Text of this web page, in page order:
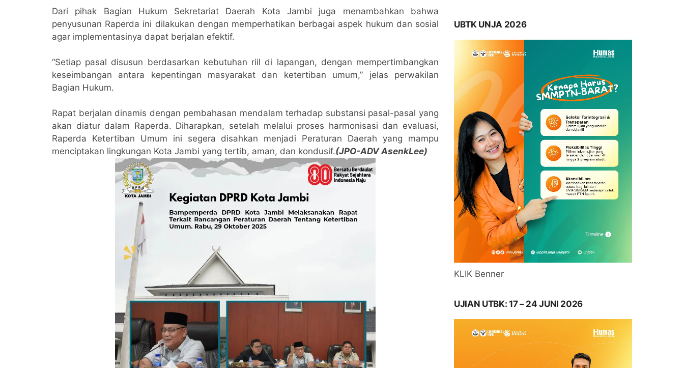
Dari pihak Bagian Hukum Sekretariat Daerah Kota Jambi juga menambahkan bahwa
penyusunan Raperda ini dilakukan dengan memperhatikan berbagai aspek hukum dan sosial
agar implementasinya dapat berjalan efektif.
“Setiap pasal disusun berdasarkan kebutuhan riil di lapangan, dengan mempertimbangkan
keseimbangan antara kepentingan masyarakat dan ketertiban umum,” jelas perwakilan
Bagian Hukum.
Rapat berjalan dinamis dengan pembahasan mendalam terhadap substansi pasal-pasal yang
akan diatur dalam Raperda. Diharapkan, setelah melalui proses harmonisasi dan evaluasi,
Raperda Ketertiban Umum ini segera disahkan menjadi Peraturan Daerah yang mampu
menciptakan lingkungan Kota Jambi yang tertib, aman, dan kondusif.(JPO-ADV AsenkLee)
UBTK UNJA 2026
KLIK Benner
UJIAN UTBK: 17 – 24 JUNI 2026